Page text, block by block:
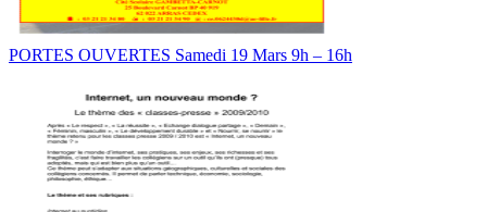
PORTES OUVERTES Samedi 19 Mars 9h – 16h